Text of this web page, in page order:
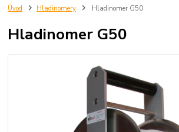
Úvod Hladinomery Hladinomer G50
Hladinomer G50